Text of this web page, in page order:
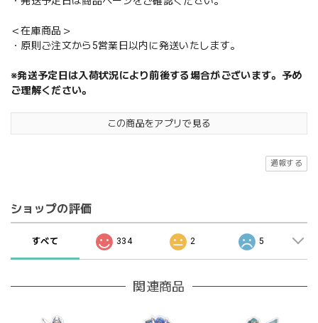
＜在庫商品＞
・原則ご注文から5営業日以内に発送いたします。
※発送予定日は入荷状況により前後する場合がございます。予め
ご理解ください。
この商品をアプリで見る
通報する
ショップの評価
すべて 334 2 5
関連商品